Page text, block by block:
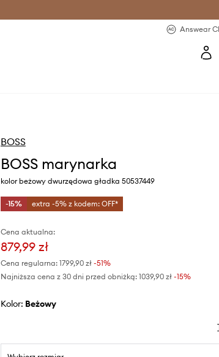
Answear
BOSS
BOSS marynarka
kolor beżowy dwurzędowa gładka 50537449
-15% extra -5% z kodem: OFF*
Cena aktualna:
879,99 zł
Cena regularna: 1799,90 zł-51%
Najniższa cena z 30 dni przed obniżką: 1039,90 zł -15%
Kolor: beżowy